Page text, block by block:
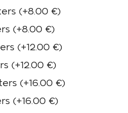
(+8.00 €)
(+8.00 €)
(+12.00€)
(+12.00 €)
(+16.00€)
(+16.00 €)